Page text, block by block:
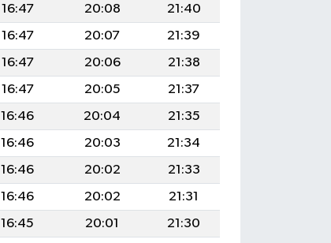
16:47 20:08
21:40
16:47 20:07
21:39
16:47 20:06
21:38
16:47 20:05
21:37
16:46 20:04
21:35
16:46 20:03
21:34
16:46 20:02
21:33
16:46 20:02
21:31
16:45 20:01
21:30